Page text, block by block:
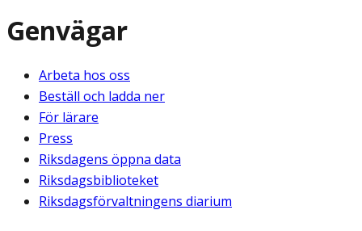
Genvägar
Arbeta hos oss
Beställ och ladda ner
För lärare
Press
Riksdagens öppna data
Riksdagsbiblioteket
Riksdagsförvaltningens diarium